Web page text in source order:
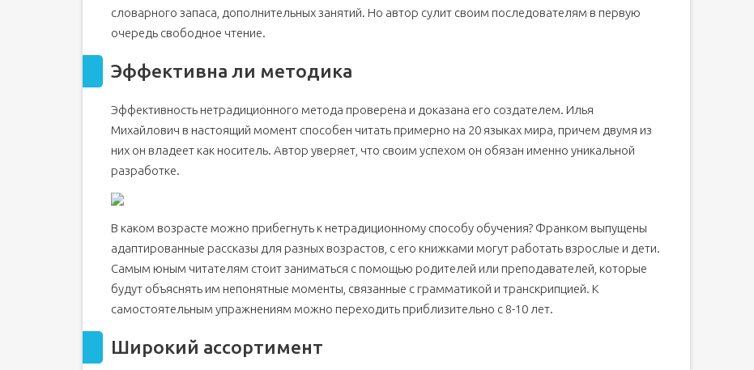
словарного запаса, дополнительных занятий. Но автор сулит своим последователям в первую
очередь свободное чтение.
Эффективна ли методика
Эффективность нетрадиционного метода проверена и доказана его создателем. Илья
Михайлович в настоящий момент способен читать примерно на 20 языках мира, причем двумя из
них он владеет как носитель. Автор уверяет, что своим успехом он обязан именно уникальной
разработке.
В каком возрасте можно прибегнуть к нетрадиционному способу обучения? Франком выпущены
адаптированные рассказы для разных возрастов, с его книжками могут работать взрослые и дети.
Самым юным читателям стоит заниматься с помощью родителей или преподавателей, которые
будут объяснять им непонятные моменты, связанные с грамматикой и транскрипцией. К
самостоятельным упражнениям можно переходить приблизительно с 8-10 лет.
Широкий ассортимент